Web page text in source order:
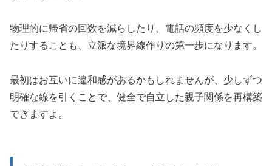
物理的に帰省の回数を減らしたり、電話の頻度を少なくし
たりすることも、立派な境界線作りの第一歩になります。
最初はお互いに違和感があるかもしれませんが、少しずつ
明確な線を引くことで、健全で自立した親子関係を再構築
できますよ。